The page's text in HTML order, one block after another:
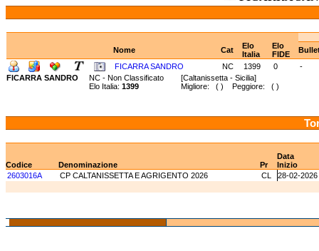
Nome Cat
Elo
Italia
Elo
FIDE
FICARRA SANDRO
NC 1399 0
-
FICARRA SANDRO
NC - Non Classificato [Caltanissetta - Sicilia]
Elo Italia: 1399 Migliore: ( ) Peggiore: ( )
Data
Codice
Denominazione Pr
Inizio
2603016A
CP CALTANISSETTA E AGRIGENTO 2026 CL 28-02-2026